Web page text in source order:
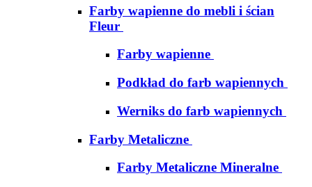
Farby wapienne do mebli i ścian
Fleur
Farby wapienne
Podkład do farb wapiennych
Werniks do farb wapiennych
Farby Metaliczne
Farby Metaliczne Mineralne